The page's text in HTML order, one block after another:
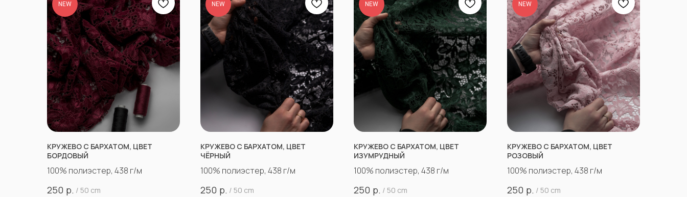
NEW
КРУЖЕВО С БАРХАТОМ, ЦВЕТ
БОРДОВЫЙ
100% полиэстер, 438 г/м
250 р. / 50 cm
NEW
КРУЖЕВО С БАРХАТОМ, ЦВЕТ
ЧЁРНЫЙ
100% полиэстер, 438 г/м
250 р. / 50 cm
NEW
КРУЖЕВО С БАРХАТОМ, ЦВЕТ
ИЗУМРУДНЫЙ
100% полиэстер, 438 г/м
250 р. / 50 cm
NEW
КРУЖЕВО С БАРХАТОМ, ЦВЕТ
РОЗОВЫЙ
100% полиэстер, 438 г/м
250 р. / 50 cm